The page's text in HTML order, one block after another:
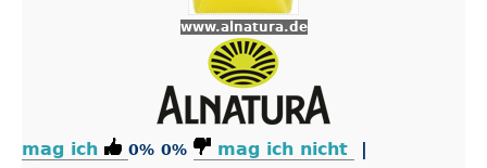
www.alnatura.de
mag ich 0% 0% mag ich nicht
|